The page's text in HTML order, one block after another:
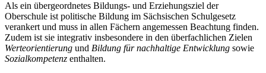
Als ein übergeordnetes Bildungs- und Erziehungsziel der
Oberschule ist politische Bildung im Sächsischen Schulgesetz
verankert und muss in allen Fächern angemessen Beachtung finden.
Zudem ist sie integrativ insbesondere in den überfachlichen Zielen
Werteorientierung und Bildung für nachhaltige Entwicklung sowie
Sozialkompetenz enthalten.